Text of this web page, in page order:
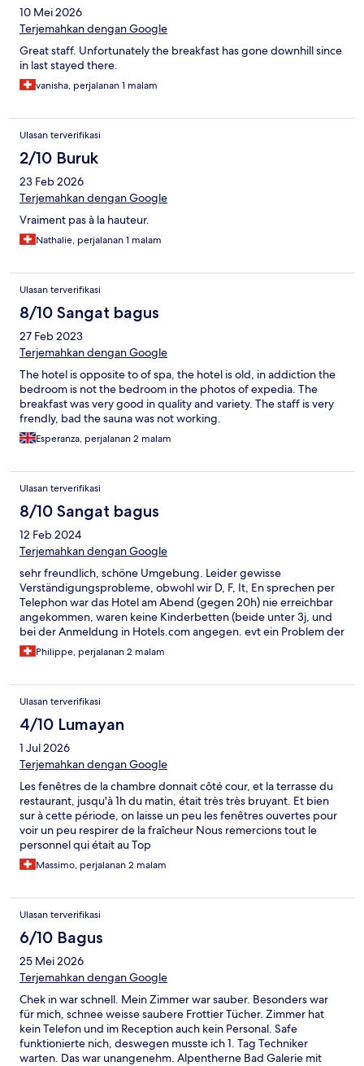
10 Mei 2026
Terjemahkan dengan Google
Great staff. Unfortunately the breakfast has gone downhill since
in last stayed there.
vanisha, perjalanan 1 malam
Ulasan terverifikasi
2/10 Buruk
23 Feb 2026
Terjemahkan dengan Google
Vraiment pas à la hauteur.
Nathalie, perjalanan 1 malam
Ulasan terverifikasi
8/10 Sangat bagus
27 Feb 2023
Terjemahkan dengan Google
The hotel is opposite to of spa, the hotel is old, in addiction the
bedroom is not the bedroom in the photos of expedia. The
breakfast was very good in quality and variety. The staff is very
frendly, bad the sauna was not working.
Esperanza, perjalanan 2 malam
Ulasan terverifikasi
8/10 Sangat bagus
12 Feb 2024
Terjemahkan dengan Google
sehr freundlich, schöne Umgebung. Leider gewisse
Verständigungsprobleme, obwohl wir D, F, It, En sprechen per
Telephon war das Hotel am Abend (gegen 20h) nie erreichbar
angekommen, waren keine Kinderbetten (beide unter 3j, und
bei der Anmeldung in Hotels.com angegen. evt ein Problem der
Kommunikation der hotels.com website?) Maison blanche recht
veraltet, keinen Kühlschrank (im Gegensatz zur hotels.com seite)
Philippe, perjalanan 2 malam
Ulasan terverifikasi
4/10 Lumayan
1 Jul 2026
Terjemahkan dengan Google
Les fenêtres de la chambre donnait côté cour, et la terrasse du
restaurant, jusqu'à 1h du matin, était très très bruyant. Et bien
sur à cette période, on laisse un peu les fenêtres ouvertes pour
voir un peu respirer de la fraîcheur Nous remercions tout le
personnel qui était au Top
Massimo, perjalanan 2 malam
Ulasan terverifikasi
6/10 Bagus
25 Mei 2026
Terjemahkan dengan Google
Chek in war schnell. Mein Zimmer war sauber. Besonders war
für mich, schnee weisse saubere Frottier Tücher. Zimmer hat
kein Telefon und im Reception auch kein Personal. Safe
funktionierte nich, deswegen musste ich 1. Tag Techniker
warten. Das war unangenehm. Alpentherne Bad Galerie mit